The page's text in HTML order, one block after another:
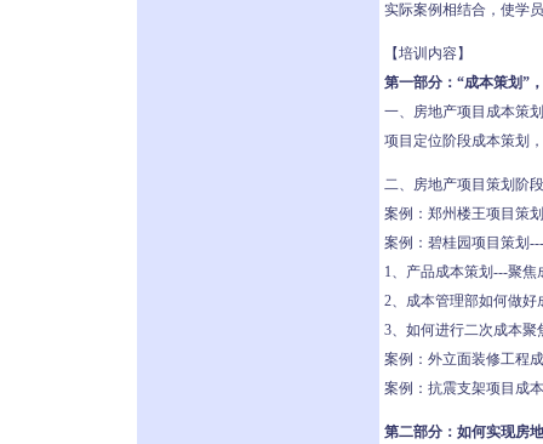
实际案例相结合，使学
【培训内容】
第一部分：“成本策划”
一、房地产项目成本策划
项目定位阶段成本策划
二、房地产项目策划阶
案例：郑州楼王项目策
案例：碧桂园项目策划
1、产品成本策划---聚焦
2、成本管理部如何做
3、如何进行二次成本聚
案例：外立面装修工程
案例：抗震支架项目成
第二部分：如何实现房